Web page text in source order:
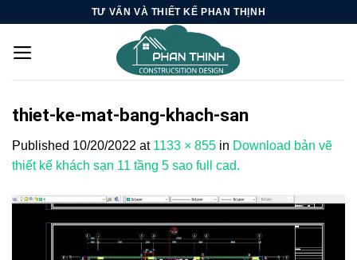
content
TƯ VẤN VÀ THIẾT KẾ PHAN THỊNH
thiet-ke-mat-bang-khach-san
Published 10/20/2022 at 1133 × 855 in Download bản vẽ
thiết kế khách sạn 11 tầng 5 sao full cad.